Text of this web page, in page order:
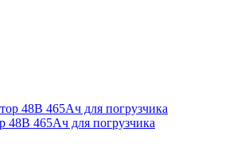
48В 465Ач для погрузчика